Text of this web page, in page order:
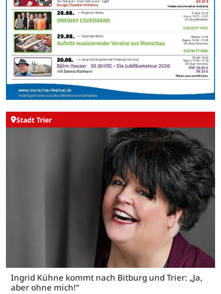
Stadt Trier
Ingrid Kühne kommt nach Bitburg und Trier: „Ja,
aber ohne mich!“